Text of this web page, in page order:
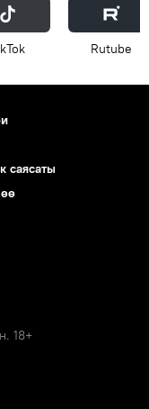
Rutube
саясаты
18+